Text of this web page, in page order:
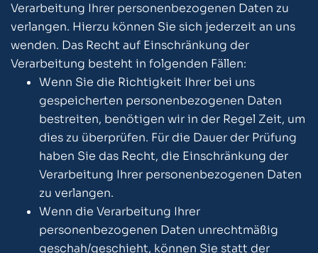
Verarbeitung Ihrer personenbezogenen Daten zu
verlangen. Hierzu können Sie sich jederzeit an uns
wenden. Das Recht auf Einschränkung der
Verarbeitung besteht in folgenden Fällen:
Wenn Sie die Richtigkeit Ihrer bei uns
gespeicherten personenbezogenen Daten
bestreiten, benötigen wir in der Regel Zeit, um
dies zu überprüfen. Für die Dauer der Prüfung
haben Sie das Recht, die Einschränkung der
Verarbeitung Ihrer personenbezogenen Daten
zu verlangen.
Wenn die Verarbeitung Ihrer
personenbezogenen Daten unrechtmäßig
geschah/geschieht, können Sie statt der